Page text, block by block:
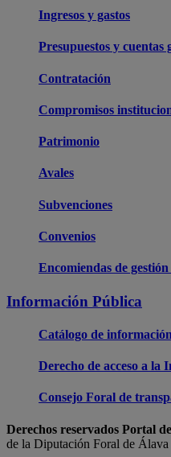
Ingresos y gastos
Presupuestos y cuentas
Contratación
Compromisos
Patrimonio
Avales
Subvenciones
Convenios
Encomiendas de
Información Pública
Catálogo de
Derecho de acceso a la
Consejo Foral de
Derechos reservados Portal
de la Diputación Foral de Álava